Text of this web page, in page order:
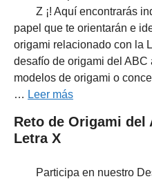
Z ¡! Aquí encontrarás
papel que te orientarán e
origami relacionado con la
desafío de origami del
modelos de origami o
… Leer más
Reto de Origami del
Letra X
Participa en nuestro